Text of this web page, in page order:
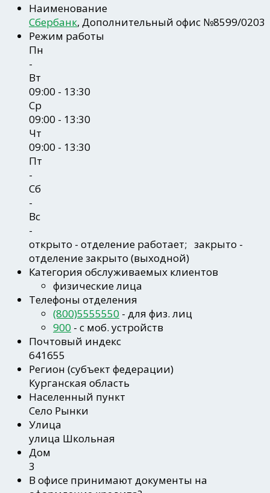
Наименование
Сбербанк, Дополнительный офис №8599/0203
Режим работы
Пн
-
Вт
09:00 - 13:30
Ср
09:00 - 13:30
Чт
09:00 - 13:30
Пт
-
Сб
-
Вс
-
открыто - отделение работает; закрыто -
отделение закрыто (выходной)
Категория обслуживаемых клиентов
физические лица
Телефоны отделения
(800)5555550 - для физ. лиц
900 - c моб. устройств
Почтовый индекс
641655
Регион (субъект федерации)
Курганская область
Населенный пункт
Село Рынки
Улица
улица Школьная
Дом
3
В офисе принимают документы на